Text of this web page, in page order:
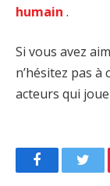
humain .
Si vous avez
n’hésitez pas
acteurs qui
Facebook